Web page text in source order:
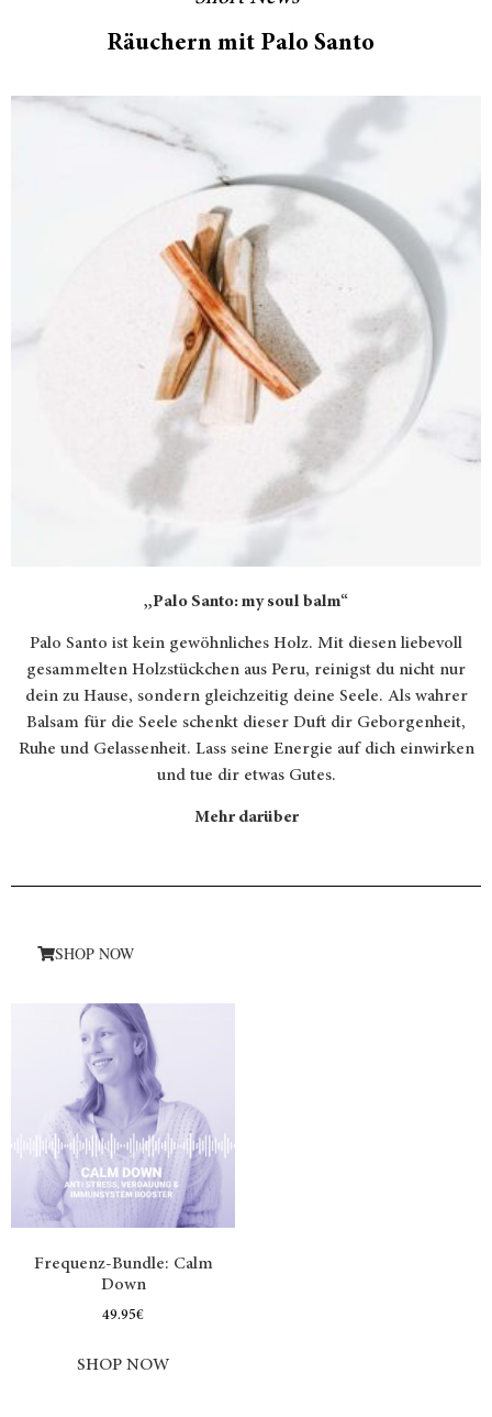
Räuchern mit Palo Santo
„Palo Santo: my soul balm“
Palo Santo ist kein gewöhnliches Holz. Mit diesen liebevoll
gesammelten Holzstückchen aus Peru, reinigst du nicht nur
dein zu Hause, sondern gleichzeitig deine Seele. Als wahrer
Balsam für die Seele schenkt dieser Duft dir Geborgenheit,
Ruhe und Gelassenheit. Lass seine Energie auf dich einwirken
und tue dir etwas Gutes.
Mehr darüber
SHOP NOW
Frequenz-Bundle: Calm
Down
49.95€
SHOP NOW